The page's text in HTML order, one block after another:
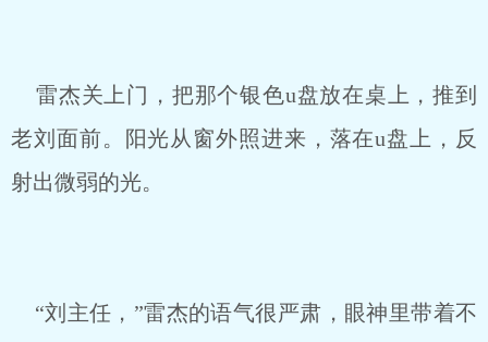
雷杰关上门，把那个银色u盘放在桌上，推到
老刘面前。阳光从窗外照进来，落在u盘上，反
射出微弱的光。
“刘主任，”雷杰的语气很严肃，眼神里带着不